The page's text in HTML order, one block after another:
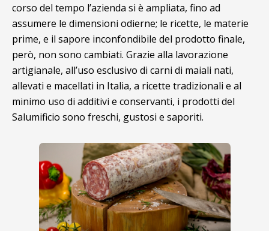
corso del tempo l’azienda si è ampliata, fino ad
assumere le dimensioni odierne; le ricette, le materie
prime, e il sapore inconfondibile del prodotto finale,
però, non sono cambiati. Grazie alla lavorazione
artigianale, all’uso esclusivo di carni di maiali nati,
allevati e macellati in Italia, a ricette tradizionali e al
minimo uso di additivi e conservanti, i prodotti del
Salumificio sono freschi, gustosi e saporiti.